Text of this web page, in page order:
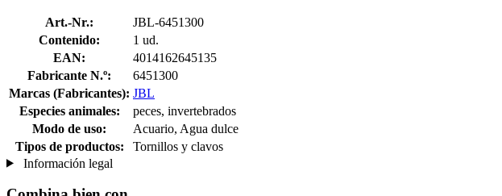
Art.-Nr.:
JBL-6451300
Contenido:
1 ud.
EAN:
4014162645135
Fabricante N.º:
6451300
Marcas (Fabricantes): JBL
Especies animales:
peces, invertebrados
Modo de uso:
Acuario, Agua dulce
Tipos de productos:
Tornillos y clavos
Información legal